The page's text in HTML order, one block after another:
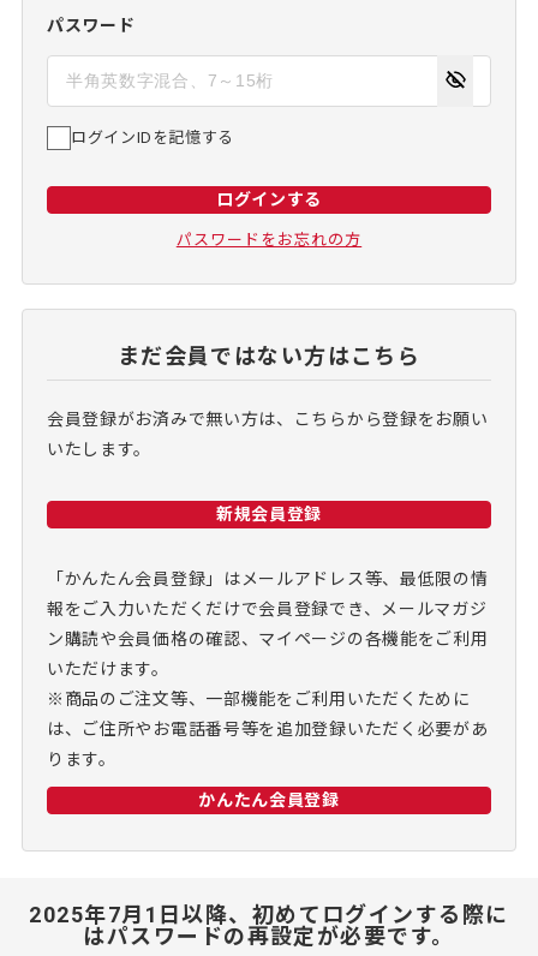
パスワード
ログインIDを記憶する
ログインする
パスワードをお忘れの方
まだ会員ではない方はこちら
会員登録がお済みで無い方は、こちらから登録をお願い
いたします。
新規会員登録
「かんたん会員登録」はメールアドレス等、最低限の情
報をご入力いただくだけで会員登録でき、メールマガジ
ン購読や会員価格の確認、マイページの各機能をご利用
いただけます。
※商品のご注文等、一部機能をご利用いただくために
は、ご住所やお電話番号等を追加登録いただく必要があ
ります。
かんたん会員登録
2025年7月1日以降、初めてログインする際に
はパスワードの再設定が必要です。